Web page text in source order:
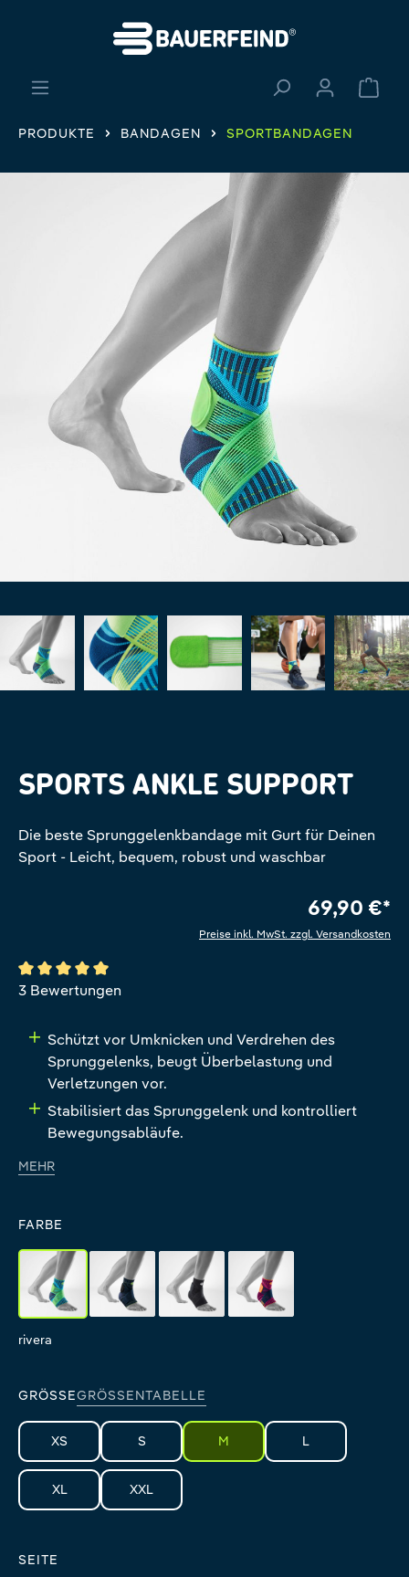
PRODUKTE BANDAGEN SPORTBANDAGEN
SPORTS ANKLE SUPPORT
Die beste Sprunggelenkbandage mit Gurt für Deinen
Sport - Leicht, bequem, robust und waschbar
69,90 €*
Preise inkl. MwSt. zzgl. Versandkosten
Durchschnittliche Bewertung von 5 von 5 Sternen
3 Bewertungen
Schützt vor Umknicken und Verdrehen des
Sprunggelenks, beugt Überbelastung und
Verletzungen vor.
Stabilisiert das Sprunggelenk und kontrolliert
Bewegungsabläufe.
MEHR
FARBE
rivera
rivera
black all-black pink
GRÖSSE GRÖSSENTABELLE
XS S M L
XL XXL
SEITE